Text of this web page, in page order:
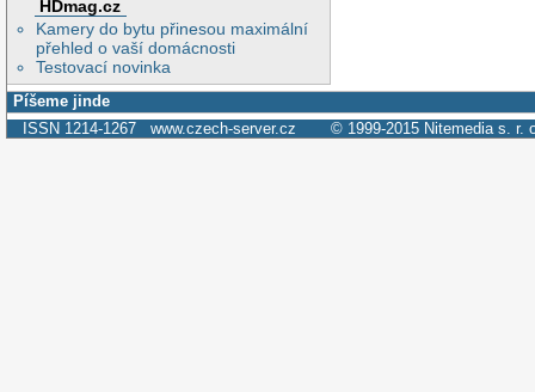
HDmag.cz
Kamery do bytu přinesou maximální
přehled o vaší domácnosti
Testovací novinka
Píšeme jinde
ISSN 1214-1267 www.czech-server.cz © 1999-2015 Nitemedia s. r.